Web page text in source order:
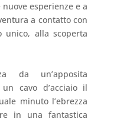
esperienze e a
a contatto con
alla scoperta
da un’apposita
cavo d’acciaio il
minuto l’ebrezza
in una fantastica